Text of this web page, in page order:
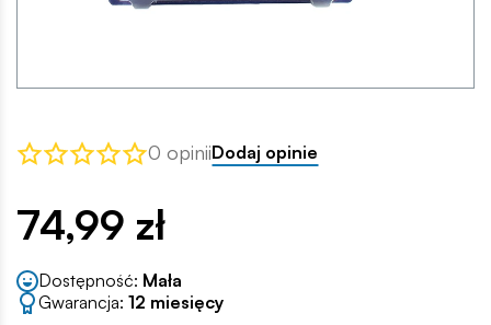
0 opiniiDodaj opinie
74,99 zł
Dostępność: Mała
Gwarancja: 12 miesięcy